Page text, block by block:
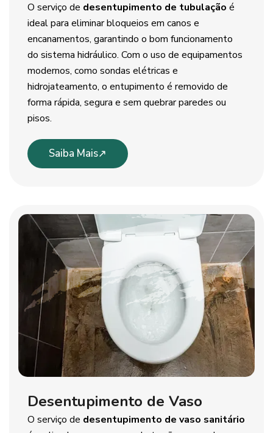
O serviço de desentupimento de tubulação é
ideal para eliminar bloqueios em canos e
encanamentos, garantindo o bom funcionamento
do sistema hidráulico. Com o uso de equipamentos
modernos, como sondas elétricas e
hidrojateamento, o entupimento é removido de
forma rápida, segura e sem quebrar paredes ou
pisos.
Saiba Mais
Desentupimento de Vaso
O serviço de desentupimento de vaso sanitário